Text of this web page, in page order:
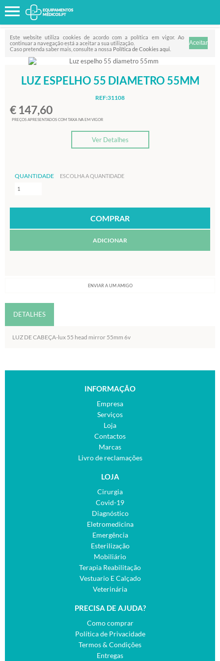
Este website utiliza cookies de acordo com a política em vigor. Ao
continuar a navegação está a aceitar a sua utilização.
Caso pretenda saber mais, consulte a nossa Política de Cookies aqui
LUZ ESPELHO 55 DIAMETRO 55MM
REF:31108
€ 147,60
PREÇOS APRESENTADOS COM TAXA IVA EM VIGOR
Ver Detalhes
QUANTIDADE ESCOLHA A QUANTIDADE
ADICIONAR
ENVIAR A UM AMIGO
DETALHES
LUZ DE CABEÇA-lux 55 head mirror 55mm 6v
INFORMAÇÃO
Empresa
Serviços
Loja
Contactos
Marcas
Livro de reclamações
LOJA
Cirurgia
Covid-19
Diagnóstico
Eletromedicina
Emergência
Esterilização
Mobiliário
Terapia Reabilitação
Vestuario E Calçado
Veterinária
PRECISA DE AJUDA?
Como comprar
Política de Privacidade
Termos & Condições
Entregas